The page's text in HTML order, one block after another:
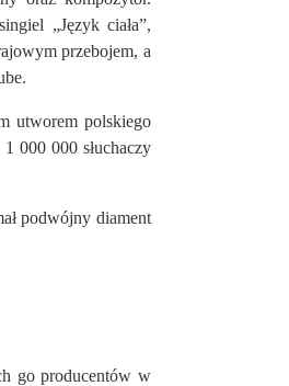
„Język ciała”,
przebojem, a
utworem polskiego
000 000 słuchaczy
podwójny diament
go producentów w